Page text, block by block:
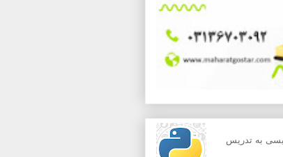
به تدریس